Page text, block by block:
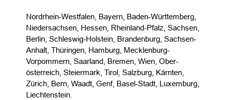
Nordrhein-Westfalen, Bayern, Baden-Württemberg,
Niedersachsen, Hessen, Rheinland-Pfalz, Sachsen,
Berlin, Schleswig-Holstein, Brandenburg, Sachsen-
Anhalt, Thüringen, Hamburg, Mecklenburg-
Vorpommern, Saarland, Bremen, Wien, Ober­
österreich, Steier­mark, Tirol, Salzburg, Kärnten,
Zürich, Bern, Waadt, Genf, Basel-Stadt, Luxemburg,
Liechtenstein.